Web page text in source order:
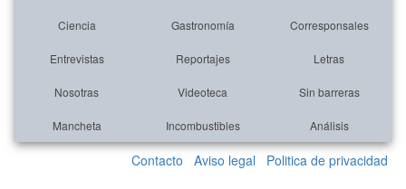
Ciencia Gastronomía Corresponsales
Entrevistas Reportajes Letras
Nosotras Videoteca Sin barreras
Mancheta Incombustibles Análisis
Contacto Aviso legal Politica de privacidad